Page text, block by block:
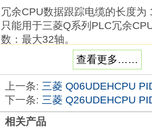
冗余CPU数据跟踪电缆的长度为
只能用于三菱Q系列PLC冗余
数：最大32轴。
示教运行功能：有（使用SV13时
在指定位置停止可实现速度控制
伺服电机可以以预先设定的速度
在启动指定位置停止指令后，
即可在事先设定的位置停止。
在操作运行时不仅可以通过更改
查看更多……
上一条: 三菱 Q06UDEHCPU
下一条: 三菱 Q26UDEHCPU
相关产品